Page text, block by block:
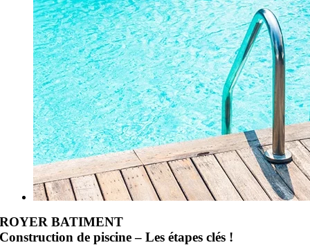
ROYER BATIMENT
Construction de piscine – Les étapes clés !